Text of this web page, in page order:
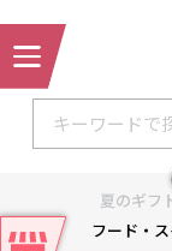
夏のギフ
フード・